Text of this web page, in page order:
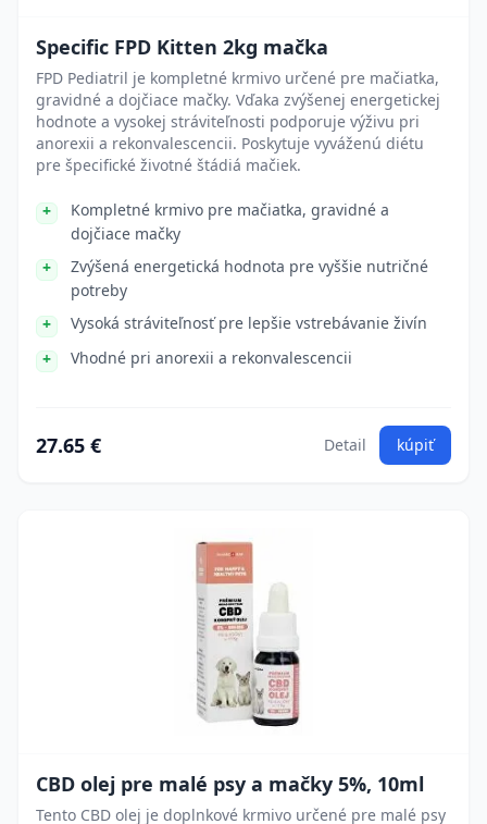
Specific FPD Kitten 2kg mačka
FPD Pediatril je kompletné krmivo určené pre mačiatka,
gravidné a dojčiace mačky. Vďaka zvýšenej energetickej
hodnote a vysokej stráviteľnosti podporuje výživu pri
anorexii a rekonvalescencii. Poskytuje vyváženú diétu
pre špecifické životné štádiá mačiek.
Kompletné krmivo pre mačiatka, gravidné a
dojčiace mačky
Zvýšená energetická hodnota pre vyššie nutričné
potreby
Vysoká stráviteľnosť pre lepšie vstrebávanie živín
Vhodné pri anorexii a rekonvalescencii
27.65 € Detail kúpiť
CBD olej pre malé psy a mačky 5%, 10ml
Tento CBD olej je doplnkové krmivo určené pre malé psy